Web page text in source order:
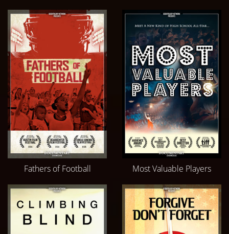
Fathers of Football Most Valuable Players